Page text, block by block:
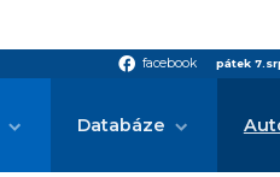
facebook facebook pátek
Databáze